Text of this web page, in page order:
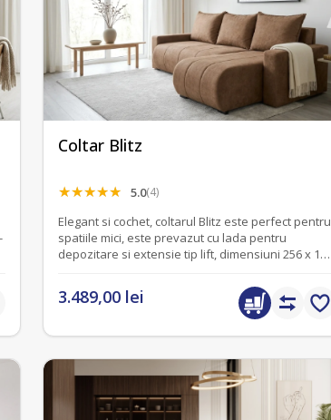
Coltar Blitz
5.0(4)
Elegant si cochet, coltarul Blitz este perfect pentru
spatiile mici, este prevazut cu lada pentru
depozitare si extensie tip lift, dimensiuni 256 x 153
3.489,00 lei